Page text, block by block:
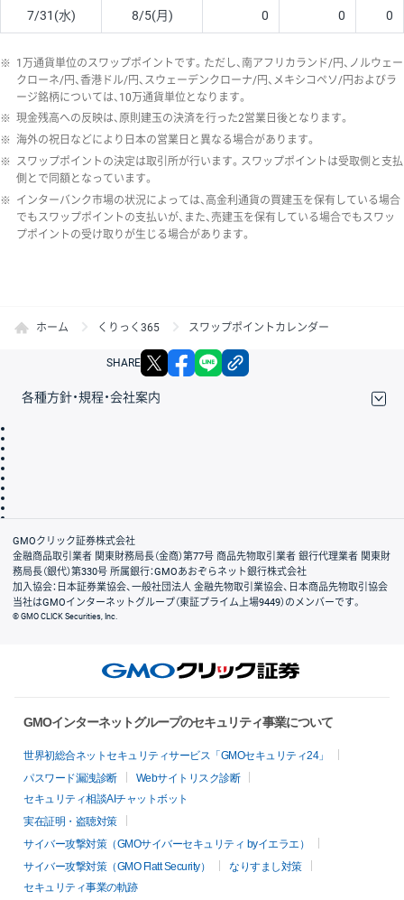
7/31(水) 8/5(月) 0 0 0
※ 1万通貨単位のスワップポイントです。ただし、南アフリカランド/円、ノルウェー
クローネ/円、香港ドル/円、スウェーデンクローナ/円、メキシコペソ/円およびラ
ージ銘柄については、10万通貨単位となります。
※ 現金残高への反映は、原則建玉の決済を行った2営業日後となります。
※ 海外の祝日などにより日本の営業日と異なる場合があります。
※ スワップポイントの決定は取引所が行います。スワップポイントは受取側と支払
側とで同額となっています。
※ インターバンク市場の状況によっては、高金利通貨の買建玉を保有している場合
でもスワップポイントの支払いが、また、売建玉を保有している場合でもスワッ
プポイントの受け取りが生じる場合があります。
ホーム くりっく365 スワップポイントカレンダー
SHARE X facebook
各種方針・規程・会社案内
会社案内
GMOクリック証券株式会社
金融商品取引業者 関東財務局長（金商）第77号 商品先物取引業者 銀行代理業者 関東財
務局長（銀代）第330号 所属銀行：GMOあおぞらネット銀行株式会社
加入協会：日本証券業協会、一般社団法人 金融先物取引業協会、日本商品先物取引協会
当社はGMOインターネットグループ（東証プライム上場9449）のメンバーです。
© GMO CLICK Securities, Inc.
GMOインターネットグループのセキュリティ事業について
世界初総合ネットセキュリティサービス「GMOセキュリティ24」
パスワード漏洩診断
Webサイトリスク診断
セキュリティ相談AIチャットボット
実在証明・盗聴対策
サイバー攻撃対策（GMOサイバーセキュリティ byイエラエ）
サイバー攻撃対策（GMO Flatt Security）
なりすまし対策
セキュリティ事業の軌跡